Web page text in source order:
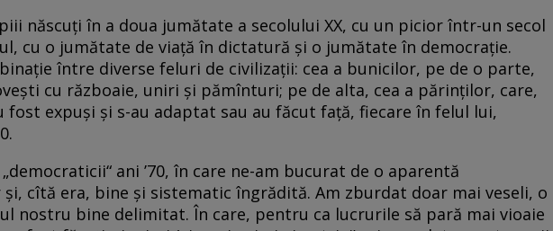
născuți în a doua jumătate a secolului XX, cu un picior într-un secol
cu o jumătate de viață în dictatură și o jumătate în democrație.
între diverse feluri de civilizații: cea a bunicilor, pe de o parte,
cu războaie, uniri și pămînturi; pe de alta, cea a părinților, care,
fost expuși și s-au adaptat sau au făcut față, fiecare în felul lui,
ani ’70, în care ne-am bucurat de o aparentă
cîtă era, bine și sistematic îngrădită. Am zburdat doar mai veseli, o
nostru bine delimitat. În care, pentru ca lucrurile să pară mai vioaie